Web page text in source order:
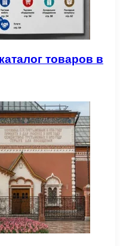
товаров в